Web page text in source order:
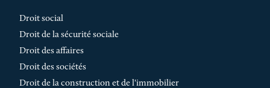
Droit social
Droit de la sécurité sociale
Droit des affaires
Droit des sociétés
Droit de la construction et de l'immobilier